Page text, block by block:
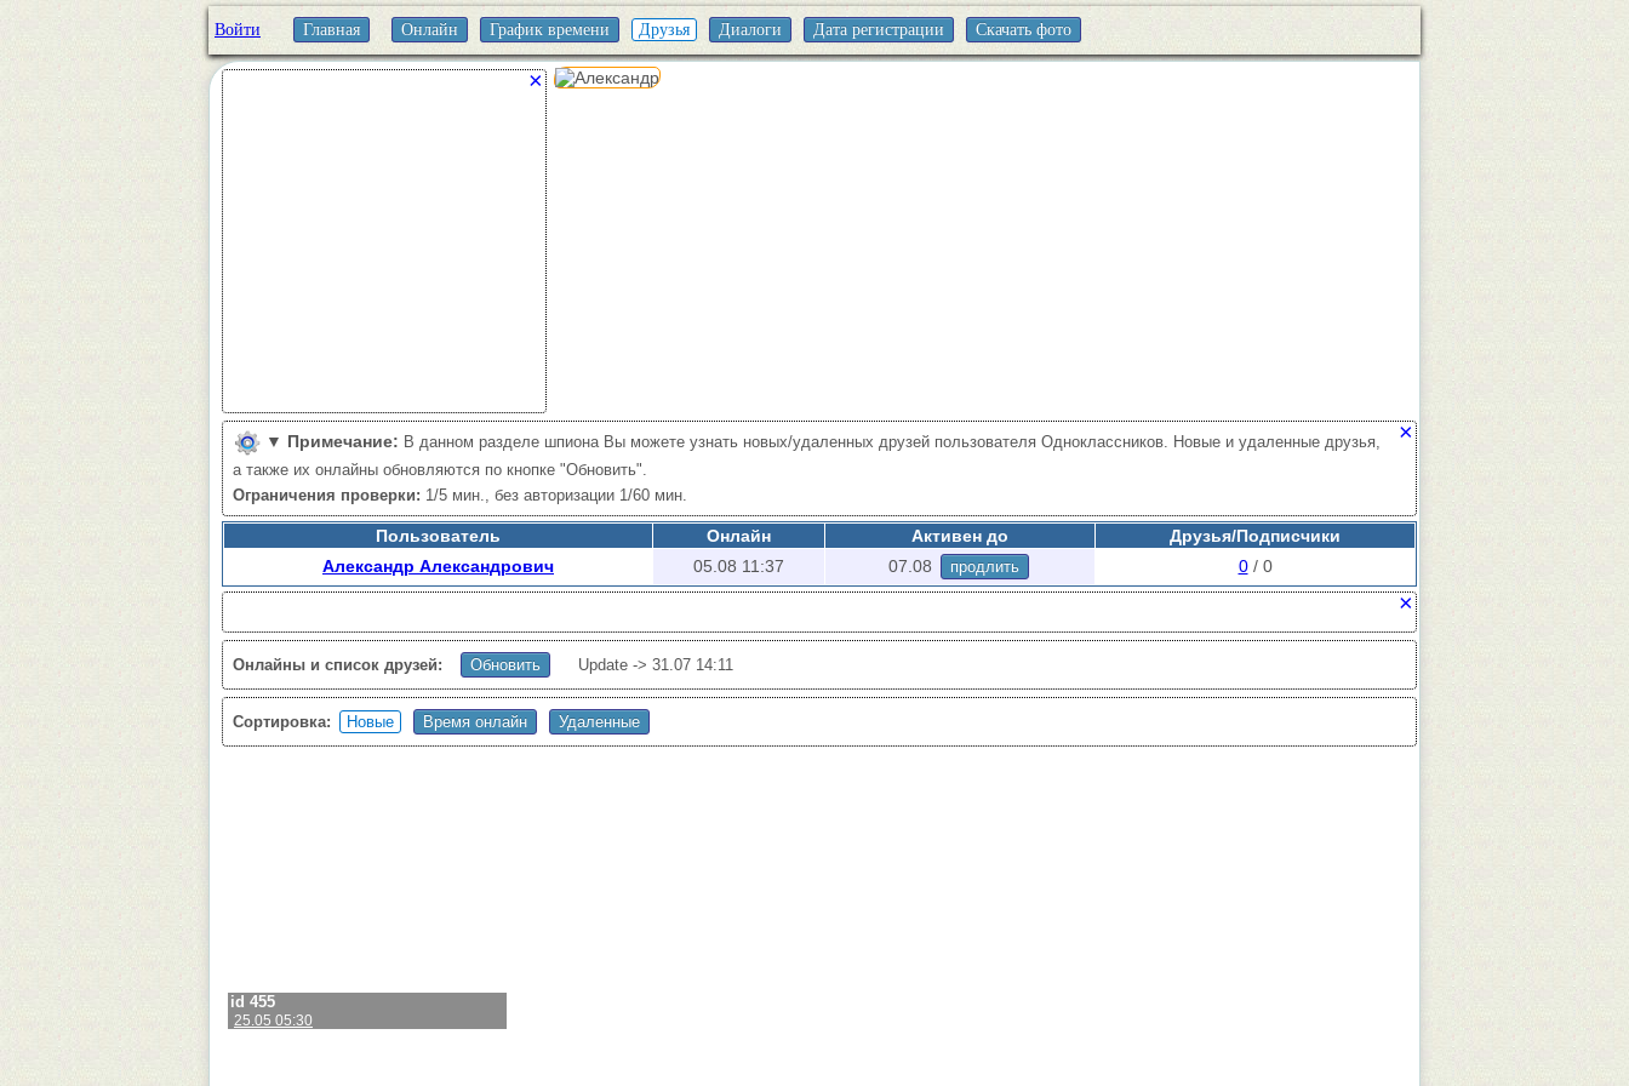
Войти Главная Онлайн График времени Друзья Диалоги Дата регистрации Скачать фото
×
▼ ×
Примечание: В данном разделе шпиона Вы можете узнать новых/удаленных друзей пользователя Одноклассников. Новые и удаленные друзья,
а также их онлайны обновляются по кнопке "Обновить".
Ограничения проверки: 1/5 мин., без авторизации 1/60 мин.
Пользователь Онлайн Активен до
Друзья/Подписчики
Александр Александрович
05.08 11:37 07.08 продлить 0/ 0
×
Онлайны и список друзей: Update -> 31.07 14:11
Сортировка:
id 455
25.05 05:30